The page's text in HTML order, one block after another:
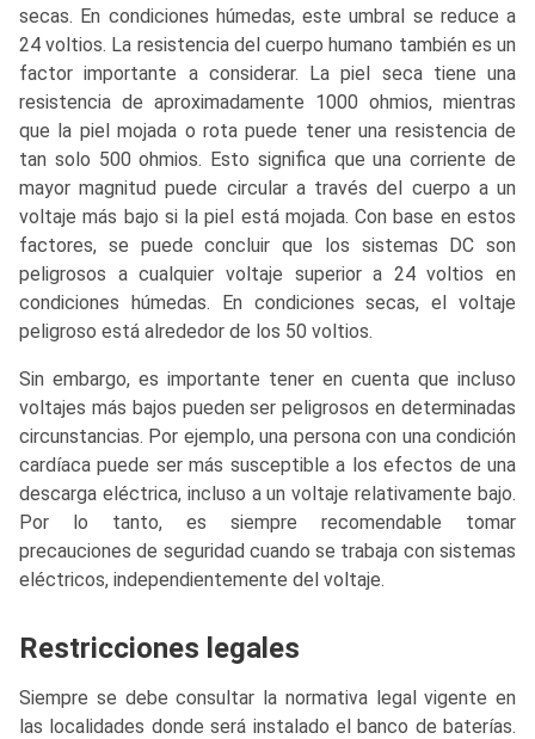
secas. En condiciones húmedas, este umbral se reduce a
24 voltios. La resistencia del cuerpo humano también es un
factor importante a considerar. La piel seca tiene una
resistencia de aproximadamente 1000 ohmios, mientras
que la piel mojada o rota puede tener una resistencia de
tan solo 500 ohmios. Esto significa que una corriente de
mayor magnitud puede circular a través del cuerpo a un
voltaje más bajo si la piel está mojada. Con base en estos
factores, se puede concluir que los sistemas DC son
peligrosos a cualquier voltaje superior a 24 voltios en
condiciones húmedas. En condiciones secas, el voltaje
peligroso está alrededor de los 50 voltios.
Sin embargo, es importante tener en cuenta que incluso
voltajes más bajos pueden ser peligrosos en determinadas
circunstancias. Por ejemplo, una persona con una condición
cardíaca puede ser más susceptible a los efectos de una
descarga eléctrica, incluso a un voltaje relativamente bajo.
Por lo tanto, es siempre recomendable tomar
precauciones de seguridad cuando se trabaja con sistemas
eléctricos, independientemente del voltaje.
Restricciones legales
Siempre se debe consultar la normativa legal vigente en
las localidades donde será instalado el banco de baterías.